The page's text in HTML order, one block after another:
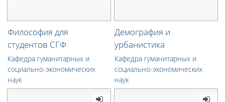
Философия для
студентов СГФ
Кафедра гуманитарных и
социально-экономических
наук
Демография и
урбанистика
Кафедра гуманитарных и
социально-экономических
наук